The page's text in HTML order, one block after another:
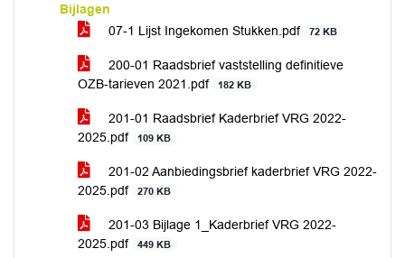
Bijlagen
07-1 Lijst Ingekomen Stukken.pdf
72 KB
200-01 Raadsbrief vaststelling definitieve
OZB-tarieven 2021.pdf
182 KB
201-01 Raadsbrief Kaderbrief VRG 2022-
2025.pdf
109 KB
201-02 Aanbiedingsbrief kaderbrief VRG 2022-
2025.pdf
270 KB
201-03 Bijlage 1_Kaderbrief VRG 2022-
2025.pdf
449 KB